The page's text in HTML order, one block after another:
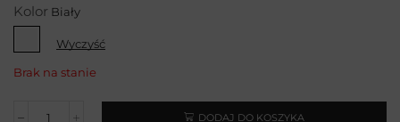
Kolor
Wyczyść
Brak na stanie
DODAJ DO KOSZYKA